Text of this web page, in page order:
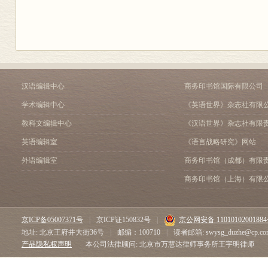
汉语编辑中心
学术编辑中心
教科文编辑中心
英语编辑室
外语编辑室
商务印书馆国际有限公司
《英语世界》杂志社有限
《汉语世界》杂志社有限
《语言战略研究》网站
商务印书馆（成都）有限
商务印书馆（上海）有限
京ICP备05007371号 京ICP证150832号
京公网安备
地址: 北京王府井大街36号
邮编：100710
读者邮箱:
产品隐私权声明
本公司法律顾问: 北京市万慧达律师事务所王宇明律师